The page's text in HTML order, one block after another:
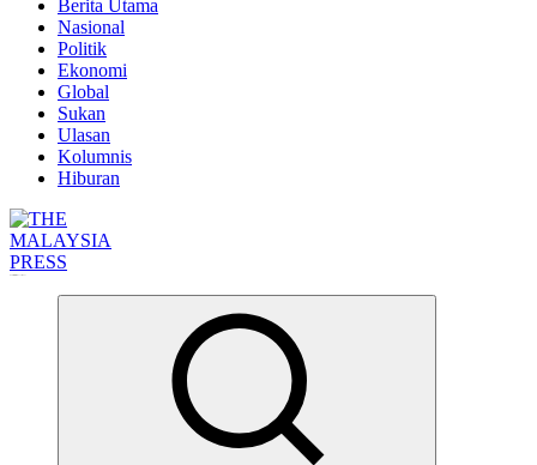
Berita Utama
Nasional
Politik
Ekonomi
Global
Sukan
Ulasan
Kolumnis
Hiburan